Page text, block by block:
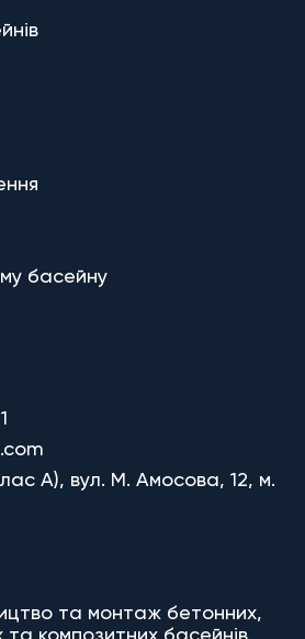
басейну
A), вул. М. Амосова, 12, м.
та монтаж бетонних,
та композитних басейнів.